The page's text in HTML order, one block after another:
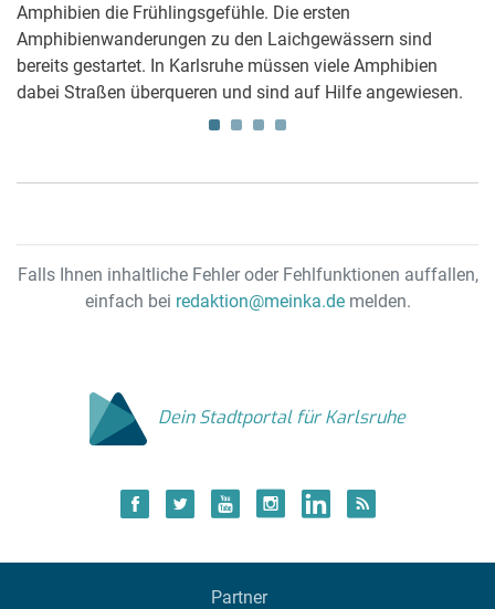
Amphibien die Frühlingsgefühle. Die ersten
Amphibienwanderungen zu den Laichgewässern sind
bereits gestartet. In Karlsruhe müssen viele Amphibien
dabei Straßen überqueren und sind auf Hilfe angewiesen.
Falls Ihnen inhaltliche Fehler oder Fehlfunktionen auffallen,
einfach bei redaktion@meinka.demelden.
Dein Stadtportal für Karlsruhe
Partner